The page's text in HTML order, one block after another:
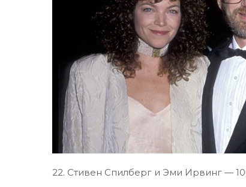
22.​ Стивен Спилберг и Эми Ирвинг —